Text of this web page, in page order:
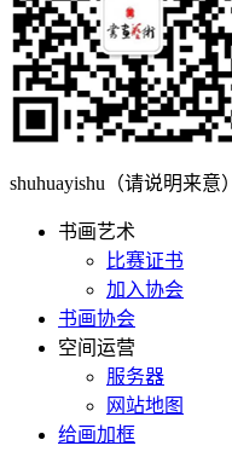
shuhuayishu（请说明来意）
书画艺术
比赛证书
加入协会
书画协会
空间运营
服务器
网站地图
给画加框